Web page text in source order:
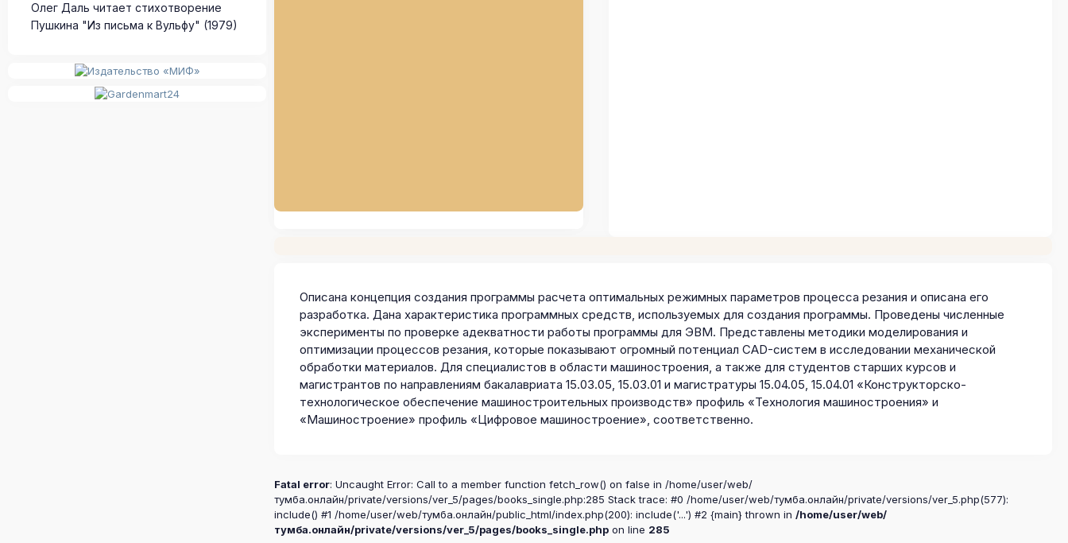
Олег Даль читает стихотворение
Пушкина "Из письма к Вульфу" (1979)
Описана концепция создания программы расчета оптимальных режимных параметров процесса резания и описана его
разработка. Дана характеристика программных средств, используемых для создания программы. Проведены численные
эксперименты по проверке адекватности работы программы для ЭВМ. Представлены методики моделирования и
оптимизации процессов резания, которые показывают огромный потенциал CAD-систем в исследовании механической
обработки материалов. Для специалистов в области машиностроения, а также для студентов старших курсов и
магистрантов по направлениям бакалавриата 15.03.05, 15.03.01 и магистратуры 15.04.05, 15.04.01 «Конструкторско-
технологическое обеспечение машиностроительных производств» профиль «Технология машиностроения» и
«Машиностроение» профиль «Цифровое машиностроение», соответственно.
Fatal error: Uncaught Error: Call to a member function fetch_row() on false in /home/user/web/
тумба.онлайн/private/versions/ver_5/pages/books_single.php:285 Stack trace: #0 /home/user/web/тумба.онлайн/private/versions/ver_5.php(577):
include() #1 /home/user/web/тумба.онлайн/public_html/index.php(200): include('...') #2 {main} thrown in /home/user/web/
тумба.онлайн/private/versions/ver_5/pages/books_single.phpon line 285